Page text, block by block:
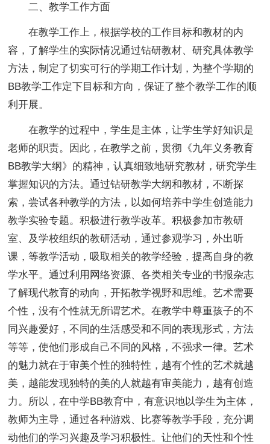
二、教学工作方面
在教学工作上，根据学校的工作目标和教材的内
容，了解学生的实际情况通过钻研教材、研究具体教学
方法，制定了切实可行的学期工作计划，为整个学期的
BB教学工作定下目标和方向，保证了整个教学工作的顺
利开展。
在教学的过程中，学生是主体，让学生学好知识是
老师的职责。因此，在教学之前，贯彻《九年义务教育
BB教学大纲》的精神，认真细致地研究教材，研究学生
掌握知识的方法。通过钻研教学大纲和教材，不断探
索，尝试各种教学的方法，以如何培养中学生创造能力
教学实验专题。积极进行教学改革。积极参加市教研
室、及学校组织的教研活动，通过参观学习，外出听
课，等教学活动，吸取相关的教学经验，提高自身的教
学水平。通过利用网络资源、各类相关专业的书报杂志
了解现代教育的动向，开拓教学视野和思维。艺术需要
个性，没有个性就无所谓艺术。在教学中尊重孩子的不
同兴趣爱好，不同的生活感受和不同的表现形式，方法
等等，使他们形成自己不同的风格，不强求一律。艺术
的魅力就在于审美个性的独特性，越有个性的艺术就越
美，越能发现独特的美的人就越有审美能力，越有创造
力。所以，在中学BB教育中，有意识地以学生为主体，
教师为主导，通过各种游戏、比赛等教学手段，充分调
动他们的学习兴趣及学习积极性。让他们的天性和个性